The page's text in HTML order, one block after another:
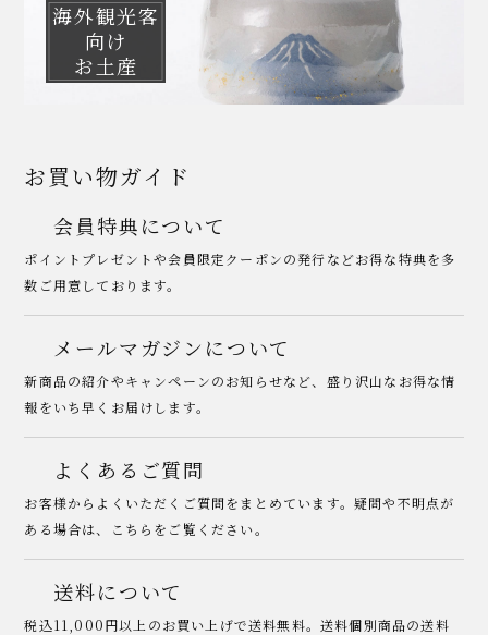
海外観光客
向け
お土産
お買い物ガイド
会員特典について
ポイントプレゼントや会員限定クーポンの発行などお得な特典を多
数ご用意しております。
メールマガジンについて
新商品の紹介やキャンペーンのお知らせなど、盛り沢山なお得な情
報をいち早くお届けします。
よくあるご質問
お客様からよくいただくご質問をまとめています。疑問や不明点が
ある場合は、こちらをご覧ください。
送料について
税込11,000円以上のお買い上げで送料無料。送料個別商品の送料